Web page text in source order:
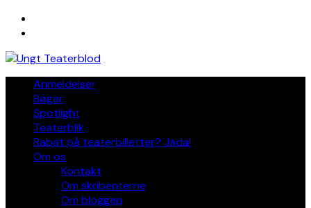
Skip
Anmeldelser
Bøger
Spotlight
Teaterblik
Rabat på teaterbilletter? Jada!
Om os
Kontakt
Om skribenterne
Om bloggen